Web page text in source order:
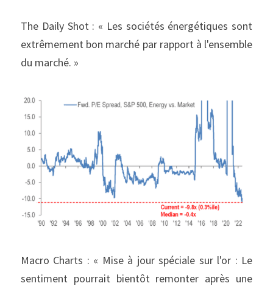
The Daily Shot : « Les sociétés énergétiques sont
extrêmement bon marché par rapport à l'ensemble
du marché. »
Macro Charts : « Mise à jour spéciale sur l'or : Le
sentiment pourrait bientôt remonter après une